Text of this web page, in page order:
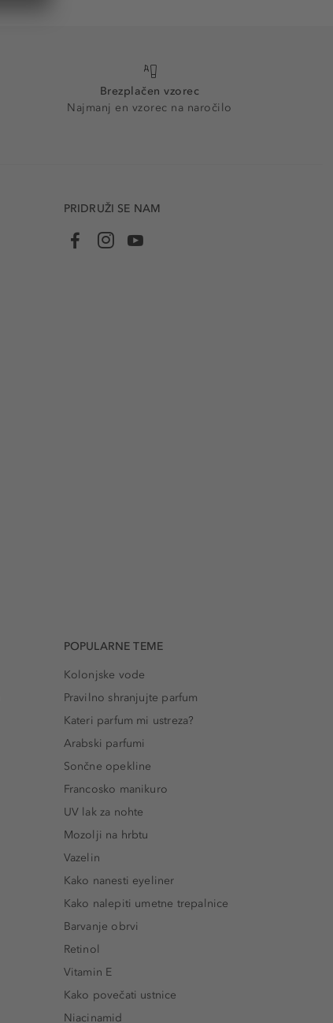
Brezplačen vzorec
Najmanj en vzorec na naročilo
PRIDRUŽI SE NAM
POPULARNE TEME
Kolonjske vode
Pravilno shranjujte parfum
Kateri parfum mi ustreza?
Arabski parfumi
Sončne opekline
Francosko manikuro
UV lak za nohte
Mozolji na hrbtu
Vazelin
Kako nanesti eyeliner
Kako nalepiti umetne trepalnice
Barvanje obrvi
Retinol
Vitamin E
Kako povečati ustnice
Niacinamid